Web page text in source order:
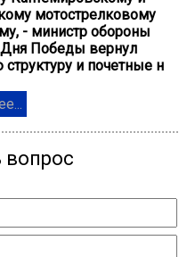
мотострелковому
- министр обороны
Дня Победы вернул
и почетные н
вопрос